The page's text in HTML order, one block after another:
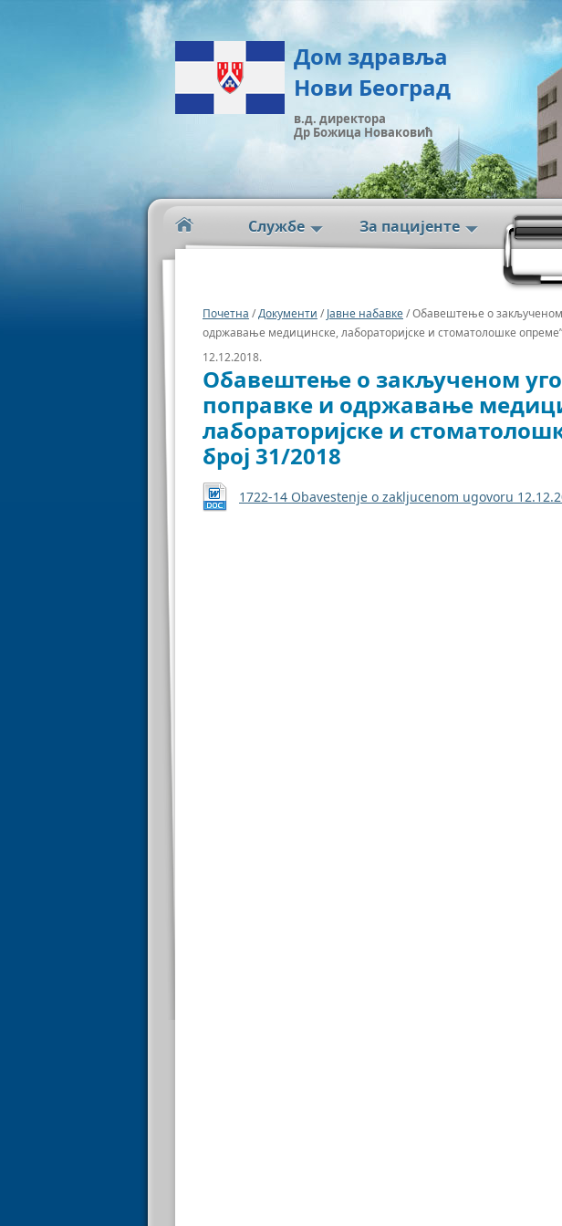
Дом здравља
Нови Београд
в.д. директора
Др Божица Новаковић
Службе За пацијенте
Почетна /Документи /Јавне набавке/ Обавештење о закљученом
одржавање медицинске, лабораторијске и стоматолошке
12.12.2018.
Обавештење о закљученом
поправке и одржавање
лабораторијске и
број 31/2018
1722-14 Obavestenje o zakljucenom ugovoru